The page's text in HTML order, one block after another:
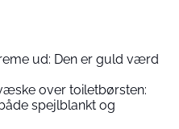
ud: Den er guld værd
over toiletbørsten:
spejlblankt og